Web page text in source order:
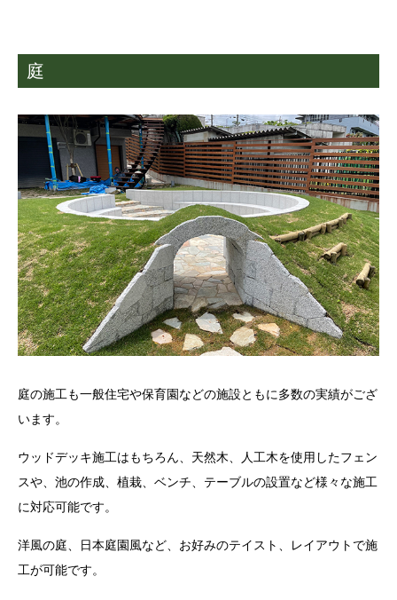
庭
庭の施工も一般住宅や保育園などの施設ともに多数の実績がござ
います。
ウッドデッキ施工はもちろん、天然木、人工木を使用したフェン
スや、池の作成、植栽、ベンチ、テーブルの設置など様々な施工
に対応可能です。
洋風の庭、日本庭園風など、お好みのテイスト、レイアウトで施
工が可能です。